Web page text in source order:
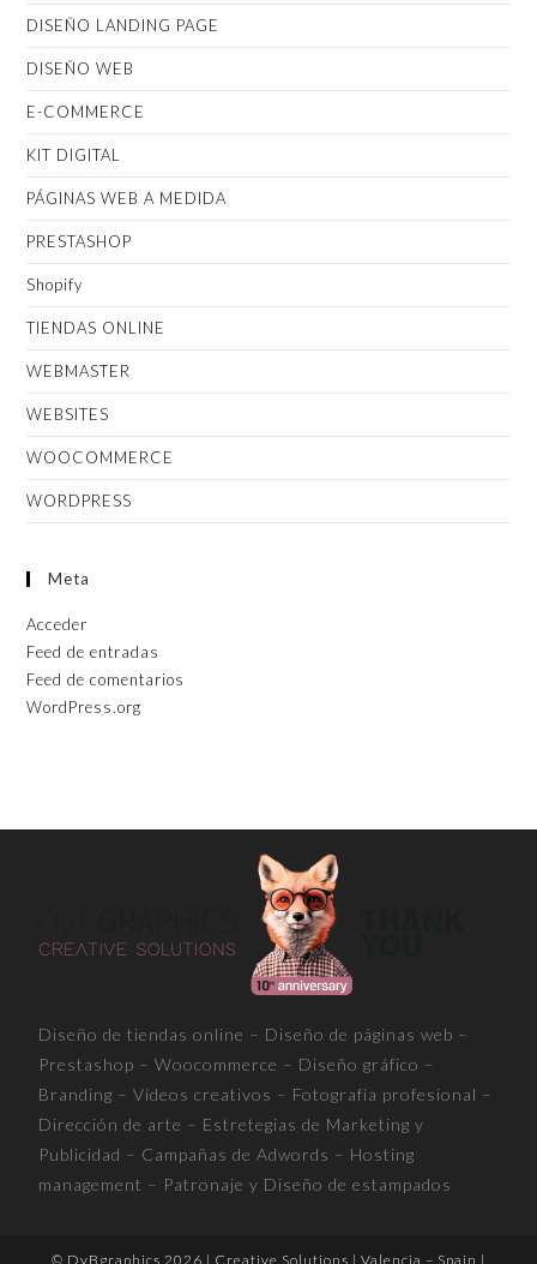
DISEÑO LANDING PAGE
DISEÑO WEB
E-COMMERCE
KIT DIGITAL
PÁGINAS WEB A MEDIDA
PRESTASHOP
Shopify
TIENDAS ONLINE
WEBMASTER
WEBSITES
WOOCOMMERCE
WORDPRESS
Meta
Acceder
Feed de entradas
Feed de comentarios
WordPress.org
Diseño de tiendas online – Diseño de páginas web –
Prestashop – Woocommerce – Diseño gráfico –
Branding – Vídeos creativos – Fotografía profesional –
Dirección de arte – Estretegias de Marketing y
Publicidad – Campañas de Adwords – Hosting
management – Patronaje y Diseño de estampados
© DyBgraphics 2026 | Creative Solutions | Valencia – Spain |